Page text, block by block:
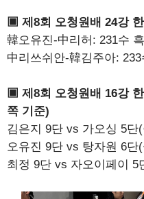
▣ 제8회 오청원배 24강
韓오유진-中리허: 231수
中리쓰쉬안-韓김주아:
▣ 제8회 오청원배 16강
쪽 기준)
김은지 9단 vs 가오싱 5단
오유진 9단 vs 탕자원 6단
최정 9단 vs 자오이페이 5